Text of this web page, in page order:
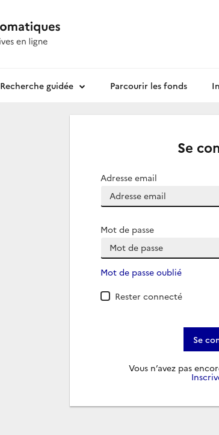
Recherche guidée Parcourir les fonds
Se
Adresse email
Mot de passe
Mot de passe oublié
Rester connecté
Se
Vous n’avez pas